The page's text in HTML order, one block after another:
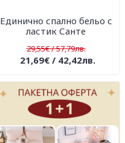
Единично спално бельо с
ластик Санте
29,55€ / 57,79лв.
21,69€ / 42,42лв.